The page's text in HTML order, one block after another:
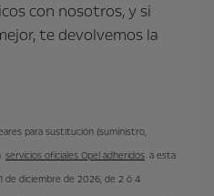
con nosotros, y si
te devolvemos la
para sustitución (suministro,
servicios oficiales Opel adheridos a esta
de diciembre de 2026, de 2 ó 4